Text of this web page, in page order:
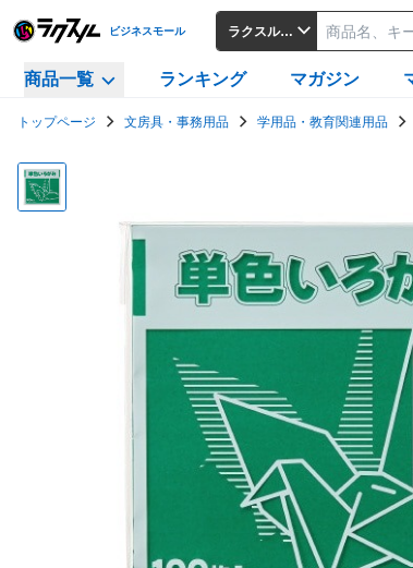
ビジネスモール ラクスルビジネスモール
商品一覧 ランキング マガジン
トップページ 文房具・事務用品 学用品・教育関連用品